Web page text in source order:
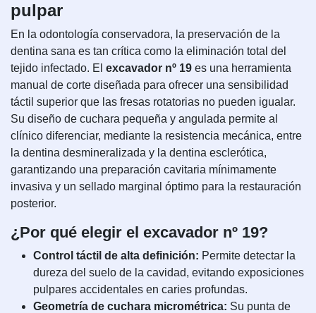
pulpar
En la odontología conservadora, la preservación de la
dentina sana es tan crítica como la eliminación total del
tejido infectado. El excavador nº 19 es una herramienta
manual de corte diseñada para ofrecer una sensibilidad
táctil superior que las fresas rotatorias no pueden igualar.
Su diseño de cuchara pequeña y angulada permite al
clínico diferenciar, mediante la resistencia mecánica, entre
la dentina desmineralizada y la dentina esclerótica,
garantizando una preparación cavitaria mínimamente
invasiva y un sellado marginal óptimo para la restauración
posterior.
¿Por qué elegir el excavador nº 19?
Control táctil de alta definición: Permite detectar la
dureza del suelo de la cavidad, evitando exposiciones
pulpares accidentales en caries profundas.
Geometría de cuchara micrométrica: Su punta de